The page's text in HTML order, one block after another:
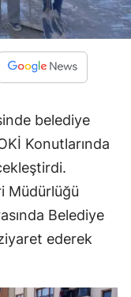
belediye
Konutlarında
Müdürlüğü
Belediye
ederek